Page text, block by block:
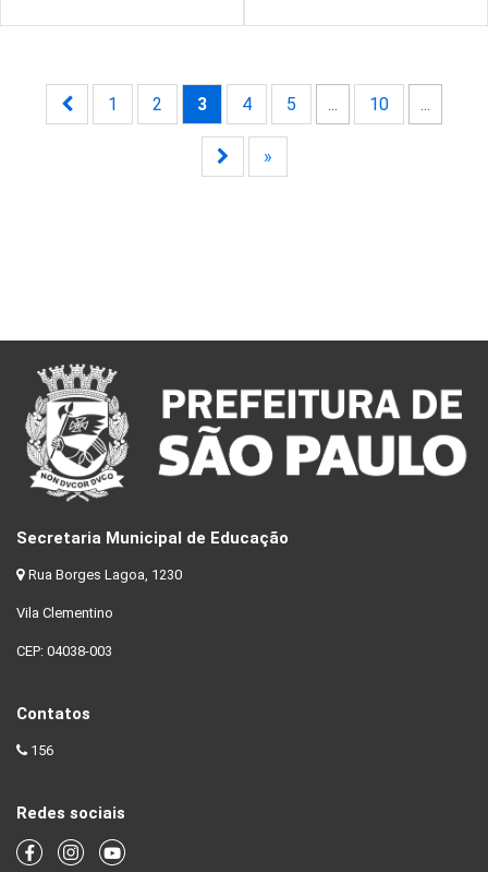
1 2 3 4 5 ... 10 ...
»
Secretaria Municipal de Educação
Rua Borges Lagoa, 1230
Vila Clementino
CEP: 04038-003
Contatos
156
Redes sociais